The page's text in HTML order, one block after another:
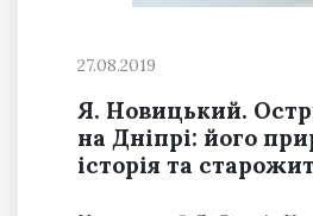
27.08.2019
Я. Новицький.
на Дніпрі: його
історія та